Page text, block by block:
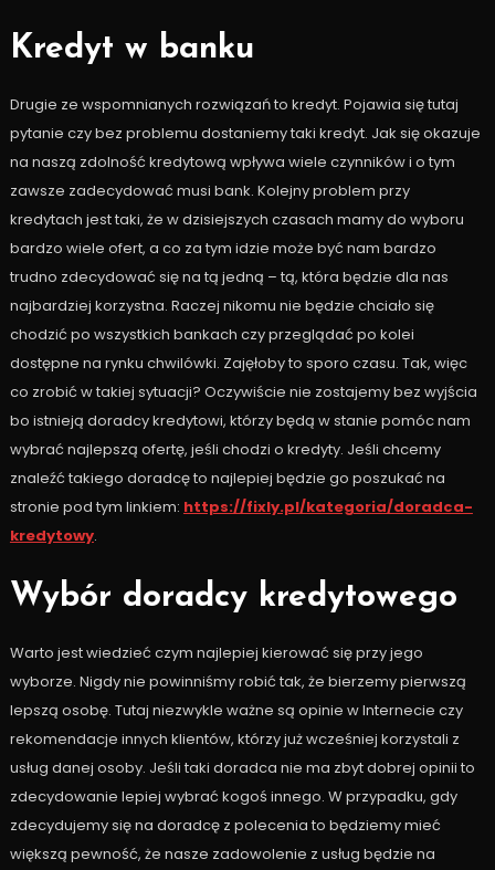
Kredyt w banku
Drugie ze wspomnianych rozwiązań to kredyt. Pojawia się tutaj
pytanie czy bez problemu dostaniemy taki kredyt. Jak się okazuje
na naszą zdolność kredytową wpływa wiele czynników i o tym
zawsze zadecydować musi bank. Kolejny problem przy
kredytach jest taki, że w dzisiejszych czasach mamy do wyboru
bardzo wiele ofert, a co za tym idzie może być nam bardzo
trudno zdecydować się na tą jedną – tą, która będzie dla nas
najbardziej korzystna. Raczej nikomu nie będzie chciało się
chodzić po wszystkich bankach czy przeglądać po kolei
dostępne na rynku chwilówki. Zajęłoby to sporo czasu. Tak, więc
co zrobić w takiej sytuacji? Oczywiście nie zostajemy bez wyjścia
bo istnieją doradcy kredytowi, którzy będą w stanie pomóc nam
wybrać najlepszą ofertę, jeśli chodzi o kredyty. Jeśli chcemy
znaleźć takiego doradcę to najlepiej będzie go poszukać na
stronie pod tym linkiem: https://fixly.pl/kategoria/doradca-
kredytowy.
Wybór doradcy kredytowego
Warto jest wiedzieć czym najlepiej kierować się przy jego
wyborze. Nigdy nie powinniśmy robić tak, że bierzemy pierwszą
lepszą osobę. Tutaj niezwykle ważne są opinie w Internecie czy
rekomendacje innych klientów, którzy już wcześniej korzystali z
usług danej osoby. Jeśli taki doradca nie ma zbyt dobrej opinii to
zdecydowanie lepiej wybrać kogoś innego. W przypadku, gdy
zdecydujemy się na doradcę z polecenia to będziemy mieć
większą pewność, że nasze zadowolenie z usług będzie na